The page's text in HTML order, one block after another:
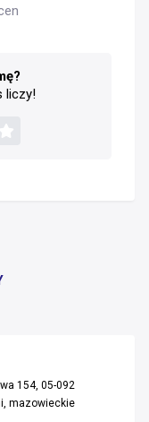
liczy!
154, 05-092
mazowieckie